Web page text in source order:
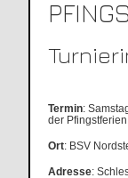
Termin:
der Pfingstferien
Ort: BSV
Adresse: